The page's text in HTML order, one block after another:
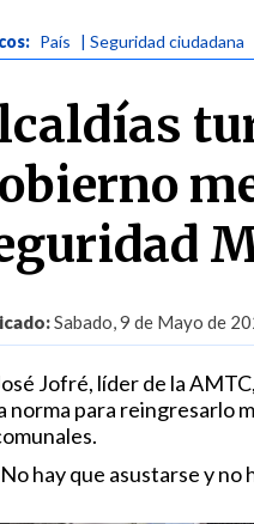
País | Seguridad ciudadana
Sabado, 9 de Mayo de
Jofré, líder de la
norma para reingresarlo
hay que asustarse y no